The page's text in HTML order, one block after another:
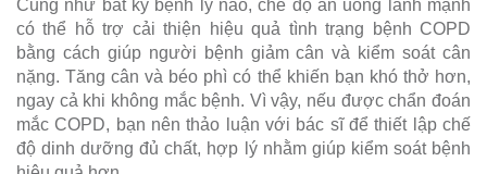
Cũng như bất kỳ bệnh lý nào, chế độ ăn uống lành mạnh
có thể hỗ trợ cải thiện hiệu quả tình trạng bệnh COPD
bằng cách giúp người bệnh giảm cân và kiểm soát cân
nặng. Tăng cân và béo phì có thể khiến bạn khó thở hơn,
ngay cả khi không mắc bệnh. Vì vậy, nếu được chẩn đoán
mắc COPD, bạn nên thảo luận với bác sĩ để thiết lập chế
độ dinh dưỡng đủ chất, hợp lý nhằm giúp kiểm soát bệnh